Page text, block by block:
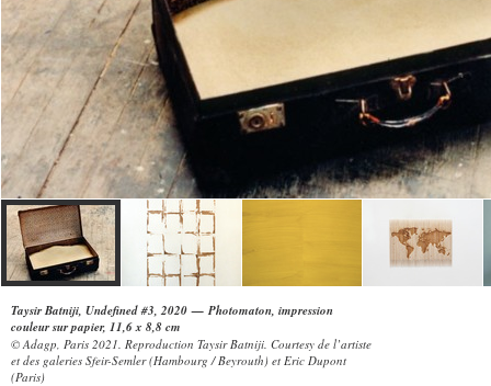
Taysir Batniji, Undefined #3, 2020 — Photomaton, impression
couleur sur papier, 11,6 x 8,8 cm
© Adagp, Paris 2021. Reproduction Taysir Batniji. Courtesy de l’artiste
et des galeries Sfeir-Semler (Hambourg / Beyrouth) et Eric Dupont
(Paris)